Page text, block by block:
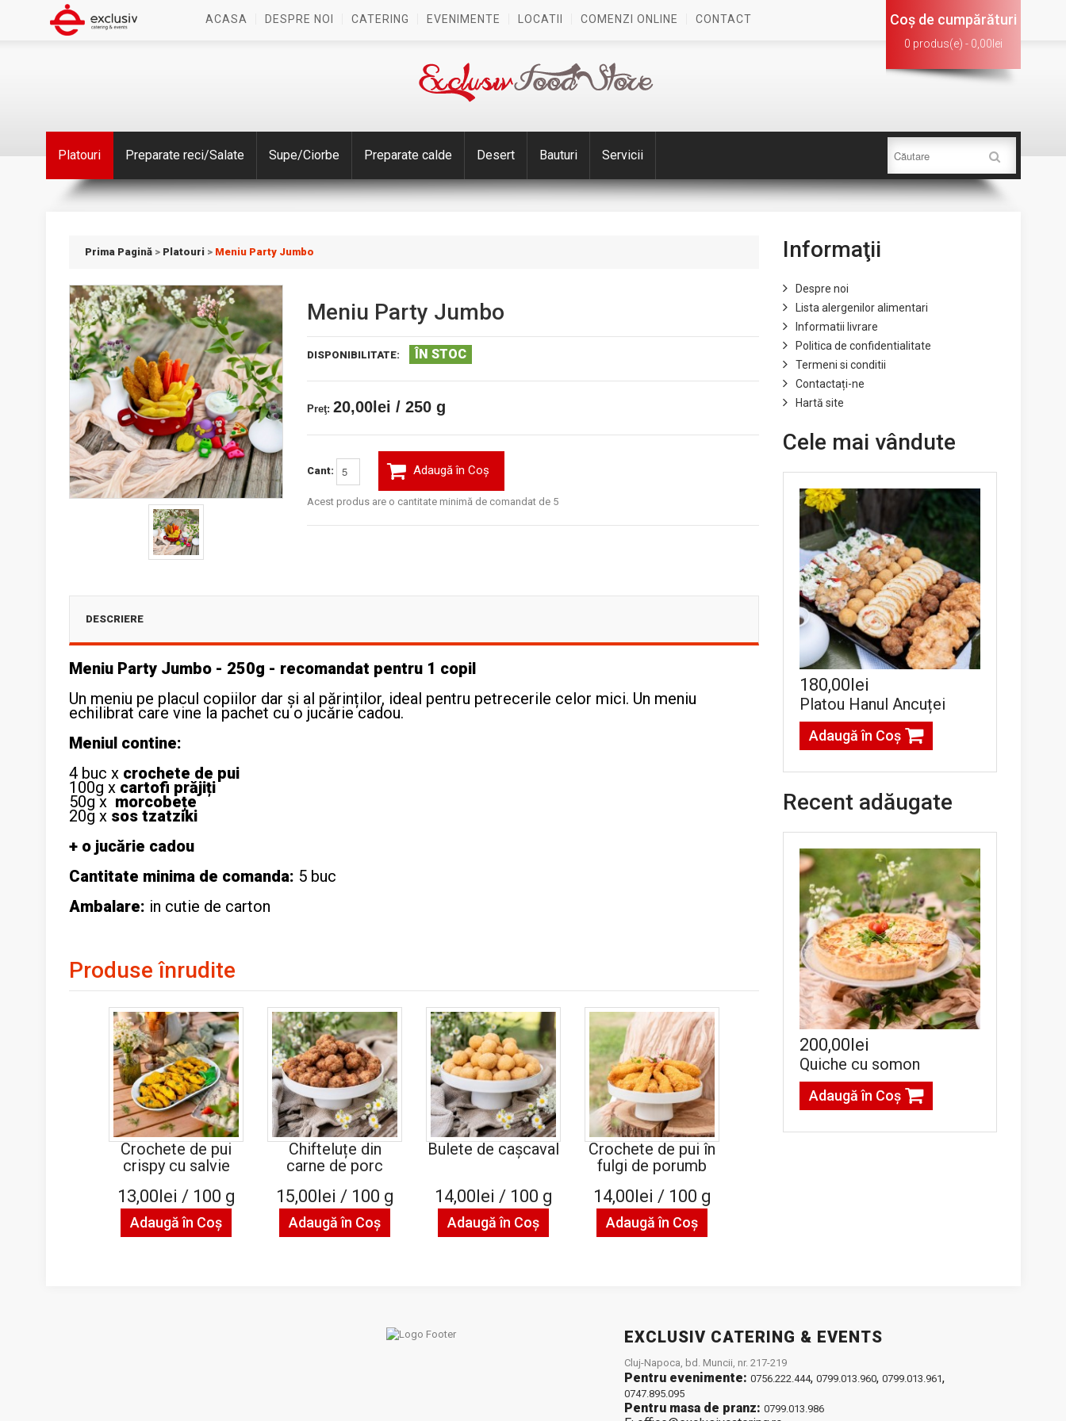
Coş de cumpărături
0 produs(e) - 0,00lei
ACASA DESPRE NOI CATERING EVENIMENTE LOCATII COMENZI ONLINE CONTACT
Platouri Preparate reci/Salate Supe/Ciorbe Preparate calde Desert Bauturi Servicii
Prima Pagină > Platouri > Meniu Party Jumbo
Meniu Party Jumbo
DISPONIBILITATE: ÎN STOC
Preţ: 20,00lei / 250 g
Cant: Adaugă în Coş
Acest produs are o cantitate minimă de comandat de 5
DESCRIERE
Meniu Party Jumbo - 250g - recomandat pentru 1 copil
Un meniu pe placul copiilor dar și al părinților, ideal pentru petrecerile celor mici. Un meniu
echilibrat care vine la pachet cu o jucărie cadou.
Meniul contine:
4 buc x crochete de pui
100g x cartofi prăjiți
50g x morcobețe
20g x sos tzatziki
+ o jucărie cadou
Cantitate minima de comanda: 5 buc
Ambalare: in cutie de carton
Produse înrudite
Crochete de pui
crispy cu salvie
13,00lei / 100 g
Adaugă în Coş
Chifteluțe din
carne de porc
15,00lei / 100 g
Adaugă în Coş
Bulete de cașcaval
14,00lei / 100 g
Adaugă în Coş
Crochete de pui în
fulgi de porumb
14,00lei / 100 g
Adaugă în Coş
Informaţii
Despre noi
Lista alergenilor alimentari
Informatii livrare
Politica de confidentialitate
Termeni si conditii
Contactați-ne
Hartă site
Cele mai vândute
180,00lei
Platou Hanul Ancuței
Adaugă în Coş
Recent adăugate
200,00lei
Quiche cu somon
Adaugă în Coş
EXCLUSIV CATERING & EVENTS
Cluj-Napoca, bd. Muncii, nr. 217-219
Pentru evenimente: 0756.222.444, 0799.013.960, 0799.013.961,
0747.895.095
Pentru masa de pranz: 0799.013.986